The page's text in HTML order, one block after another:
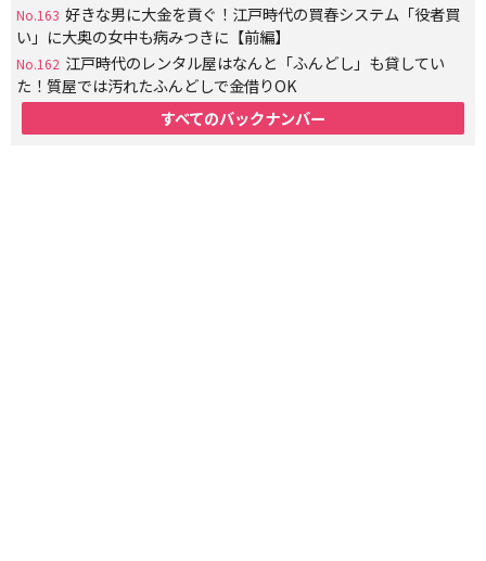
No.163 好きな男に大金を貢ぐ！江戸時代の買春システム「役者買
い」に大奥の女中も病みつきに【前編】
No.162 江戸時代のレンタル屋はなんと「ふんどし」も貸してい
た！質屋では汚れたふんどしで金借りOK
すべてのバックナンバー